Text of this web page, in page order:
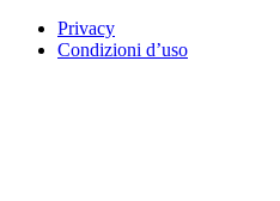
Privacy
Condizioni d’uso